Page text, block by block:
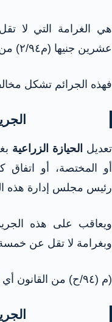
هي الغرامة التي لا
عشرين جنيها (م٢/٩٤) من القانون.
فهذه الجرائم تشكل
تعديل الحيازة الزراعية
أو المختصة، أو
رئيس مجلس إدارة هذه
ويعاقب على هذه
وبغرامة لا تقل عن خمسة
(م (۹٤/ح) من القانون أي أن الجريمة تشكل جنحة.